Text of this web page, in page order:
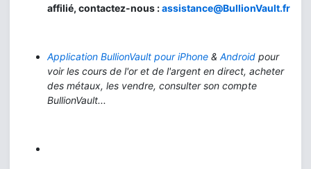
affilié, contactez-nous :assistance@BullionVault.fr
Application BullionVault pour iPhone & Android pour
voir les cours de l'or et de l'argent en direct, acheter
des métaux, les vendre, consulter son compte
BullionVault...